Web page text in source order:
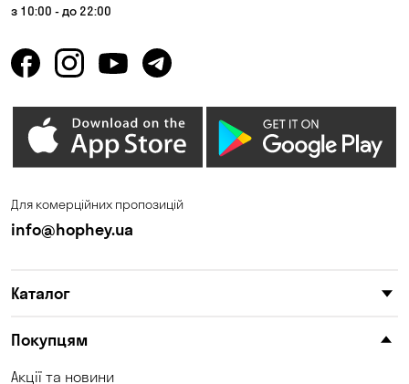
з 10:00 - до 22:00
Для комерційних пропозицій
info@hophey.ua
Каталог
Покупцям
Акції та новини